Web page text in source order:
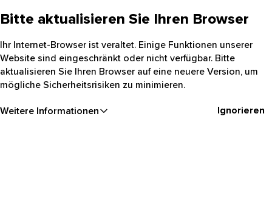
Bitte aktualisieren Sie Ihren Browser
Ihr Internet-Browser ist veraltet. Einige Funktionen unserer
Website sind eingeschränkt oder nicht verfügbar. Bitte
aktualisieren Sie Ihren Browser auf eine neuere Version, um
mögliche Sicherheitsrisiken zu minimieren.
Weitere Informationen Ignorieren